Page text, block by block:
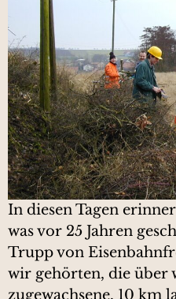
In diesen Tagen
was vor 25 Jahren
Trupp von
wir gehörten, die über
zugewachsene, 10 km